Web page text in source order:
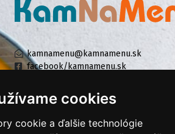
cookies
cookie a ďalšie technológie
kamnamenu@kamnamenu.sk
facebook/kamnamenu.sk
KONTAKTUJTE NÁS